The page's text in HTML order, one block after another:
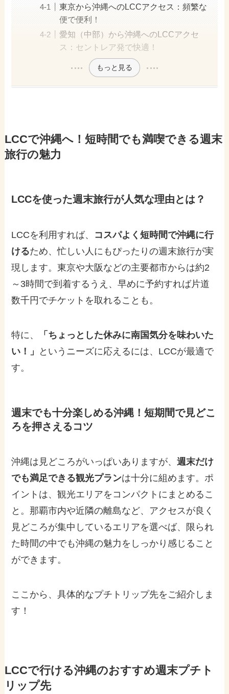
東京から沖縄へのLCCアクセス：頻繁な
便で便利！
愛知（中部）から沖縄へのLCCアクセ
ス：セントレア発で快適！
もっと見る
LCCで沖縄へ！短時間でも満喫できる週末
旅行の魅力
LCCを使った週末旅行が人気な理由とは？
LCCを利用すれば、 コスパよく短時間で沖縄に行
けるため、忙しい人にもぴったりの週末旅行が実
現します。東京や大阪などの主要都市からは約2
～3時間で到着するうえ、早めに予約すれば片道
数千円でチケットを取れることも。
特に、
「ちょっとした休みに南国気分を味わいた
い！」
というニーズに応えるには、LCCが最適で
す。
週末でも十分楽しめる沖縄！短期間で見どこ
ろを押さえるコツ
沖縄は見どころがいっぱいありますが、週末だけ
でも満足できる観光プランは十分に組めます。ポ
イントは、観光エリアをコンパクトにまとめるこ
と。那覇市内や近隣の離島など、アクセスが良く
見どころが集中しているエリアを選べば、限られ
た時間の中でも沖縄の魅力をしっかり感じること
ができます。
ここから、具体的なプチトリップ先をご紹介しま
す！
LCCで行ける沖縄のおすすめ週末プチト
リップ先